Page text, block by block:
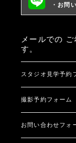
・お問
メールでの
す。
スタジオ見学予約
撮影予約フォーム
お問い合わせフォ